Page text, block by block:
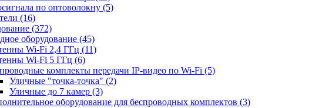
по оптоволокну (5)
(16)
(372)
оборудование (45)
Wi-Fi 2,4 ГГц (11)
Wi-Fi 5 ГГц (6)
комплекты передачи IP-видео по Wi-Fi (5)
Уличные "точка-точка" (2)
Уличные до 7 камер (3)
оборудование для беспроводных комплектов (3)